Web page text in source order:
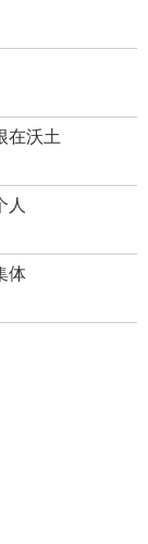
在沃土
人
体